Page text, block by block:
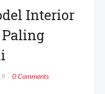
Interior
0 Comments